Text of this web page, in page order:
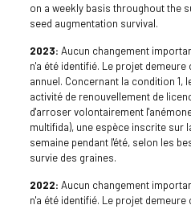
on a weekly basis throughout the
seed augmentation survival.
2023: Aucun changement
n'a été identifié. Le projet demeure
annuel. Concernant la condition 1,
activité de renouvellement de
d'arroser volontairement
multifida), une espèce inscrite sur
semaine pendant l'été, selon les
survie des graines.
2022: Aucun changement
n'a été identifié. Le projet demeure